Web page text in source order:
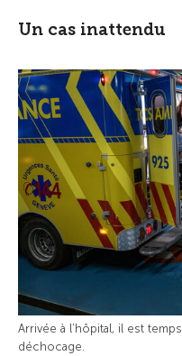
Un cas inattendu
Arrivée à l’hôpital, il est
déchocage.